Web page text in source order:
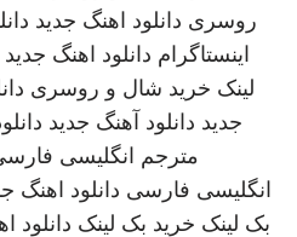
روسری دانلود اهنگ جدید
اینستاگرام دانلود اهنگ جدید
لینک خرید شال و روسری
جدید دانلود آهنگ جدید
مترجم انگلیسی
انگلیسی فارسی دانلود اهنگ
بک لینک خرید بک لینک دانلود